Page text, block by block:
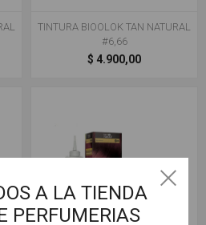
TINTURA BIOOLOK TAN NATURAL
#6,66
$ 4.900,00
A LA TIENDA
PERFUMERIAS